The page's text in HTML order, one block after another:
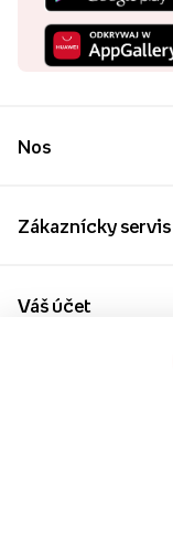
Nos
Zákaznícky servis
Váš účet